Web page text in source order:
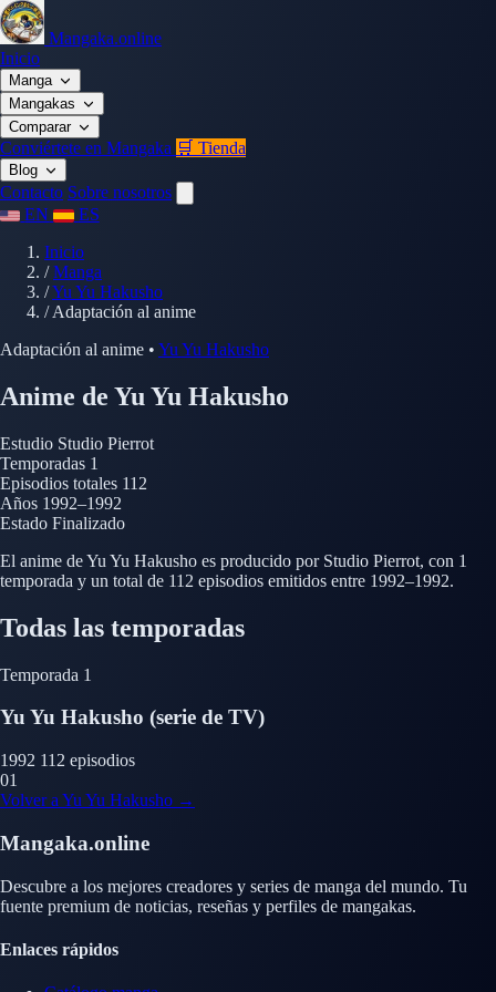
Mangaka.online
Inicio
Manga
Mangakas
Comparar
Conviértete en Mangaka 🛒 Tienda
Blog
Contacto Sobre nosotros
EN
ES
Inicio
/ Manga
/Yu Yu Hakusho
/ Adaptación al anime
Adaptación al anime • Yu Yu Hakusho
Anime de Yu Yu Hakusho
Estudio Studio Pierrot
Temporadas 1
Episodios totales 112
Años 1992–1992
Estado Finalizado
El anime de Yu Yu Hakusho es producido por Studio Pierrot, con 1
temporada y un total de 112 episodios emitidos entre 1992–1992.
Todas las temporadas
Temporada 1
Yu Yu Hakusho (serie de TV)
1992 112 episodios
01
Volver a Yu Yu Hakusho →
Mangaka.online
Descubre a los mejores creadores y series de manga del mundo. Tu
fuente premium de noticias, reseñas y perfiles de mangakas.
Enlaces rápidos